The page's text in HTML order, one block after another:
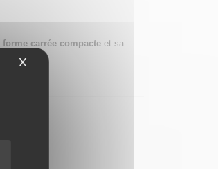
X Masquer le bandeau des cookies
forme carrée compacte et sa